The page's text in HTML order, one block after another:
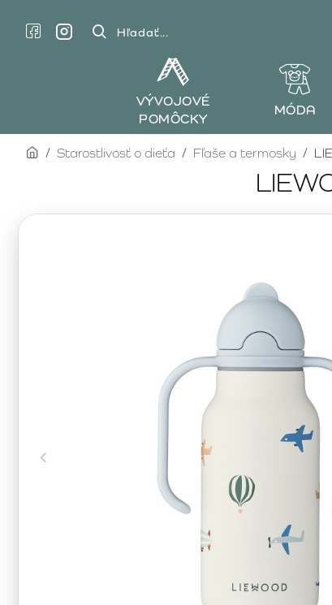
Hľadať...
VÝVOJOVÉ
POMÔCKY
MÓDA
homeStarostlivosť o dieťa Fľaše a termosky